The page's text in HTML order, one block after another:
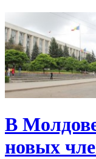
В
новых